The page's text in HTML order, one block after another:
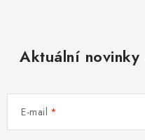
Aktuální novinky
E-mail